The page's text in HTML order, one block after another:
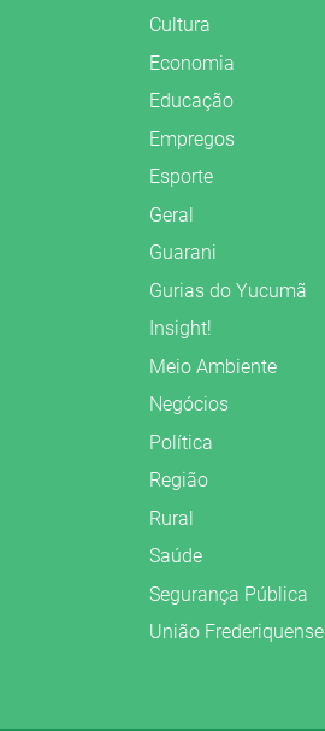
Cultura
Economia
Educação
Empregos
Esporte
Geral
Guarani
Gurias do Yucumã
Insight!
Meio Ambiente
Negócios
Política
Região
Rural
Saúde
Segurança Pública
União Frederiquense